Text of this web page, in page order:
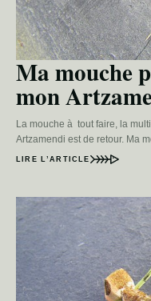
Ma mouche
mon
La mouche à tout faire, la
Artzamendi est de retour. Ma
LIRE L’ARTICLE